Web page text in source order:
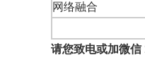
网络融合
请您致电或加微